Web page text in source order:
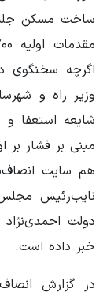
ساخت مسکن
اگرچه سخنگوی
وزیر راه و
شایعه استعفا
مبنی بر فشار
هم سایت
نایب‌رئیس
دولت
خبر داده است.
در گزارش